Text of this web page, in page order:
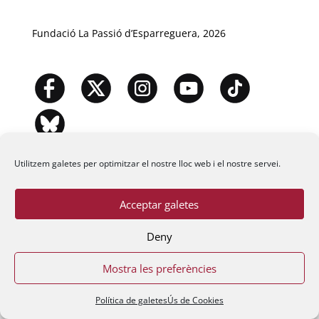
Utilitzem galetes per optimitzar el nostre lloc web i el nostre servei.
Acceptar galetes
Deny
Mostra les preferències
Política de galetesÚs de Cookies
Fundació La Passió d’Esparreguera, 2026